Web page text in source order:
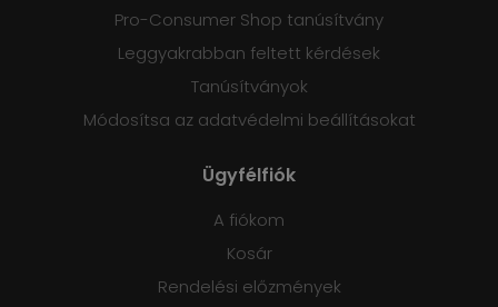
Pro-Consumer Shop tanúsítvány
Leggyakrabban feltett kérdések
Tanúsítványok
Módosítsa az adatvédelmi beállításokat
Ügyfélfiók
A fiókom
Kosár
Rendelési előzmények